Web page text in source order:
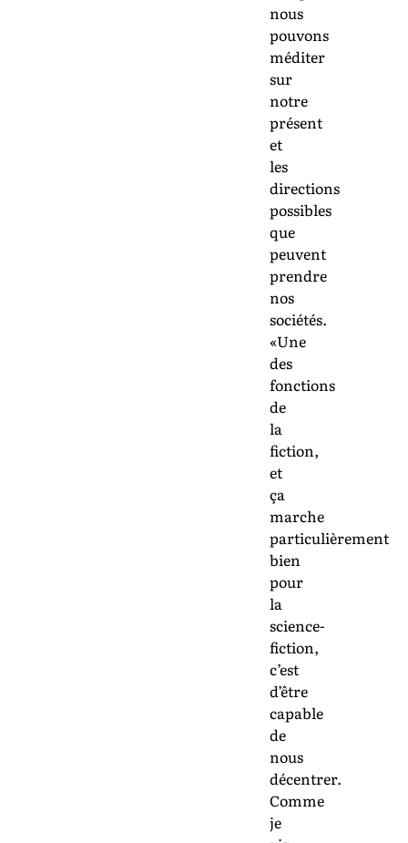
nous
pouvons
méditer
sur
notre
présent
et
les
directions
possibles
que
peuvent
prendre
nos
sociétés.
«Une
des
fonctions
de
la
fiction,
et
ça
marche
particulièrement
bien
pour
la
science-
fiction,
c’est
d’être
capable
de
nous
décentrer.
Comme
je